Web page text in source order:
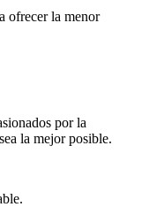
ofrecer la menor
por la
la mejor posible.